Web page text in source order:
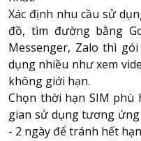
Xác định nhu cầu sử
đồ, tìm đường bằng
Messenger, Zalo thì
dụng nhiều như xem
không giới hạn.
Chọn thời hạn SIM phù
gian sử dụng tương
- 2 ngày để tránh hết